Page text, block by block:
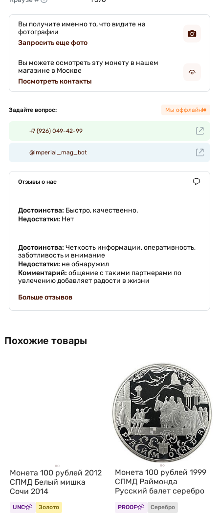
Вы получите именно то, что видите на
фотографии
Запросить еще фото
Вы можете осмотреть эту монету в нашем
магазине в Москве
Посмотреть контакты
Задайте вопрос: Мы оффлайн!
+7 (926) 049-42-99
@imperial_mag_bot
Отзывы о нас
Достоинства: Быстро, качественно.
Недостатки: Нет
Достоинства: Четкость информации, оперативность,
заботливость и внимание
Недостатки: не обнаружил
Комментарий: общение с такими партнерами по
увлечению добавляет радости в жизни
Больше отзывов
Похожие товары
Монета 100 рублей 2012
СПМД Белый мишка
Сочи 2014
UNC Золото
Монета 100 рублей 1999
СПМД Раймонда
Русский балет серебро
PROOF Серебро